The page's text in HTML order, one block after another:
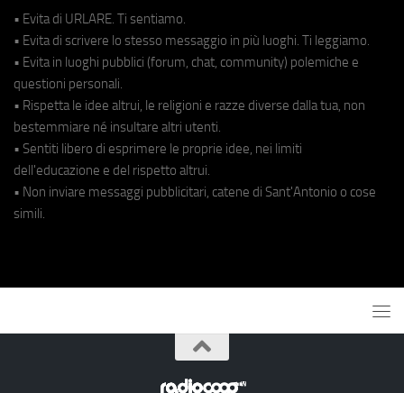
• Evita di URLARE. Ti sentiamo.
• Evita di scrivere lo stesso messaggio in più luoghi. Ti leggiamo.
• Evita in luoghi pubblici (forum, chat, community) polemiche e
questioni personali.
• Rispetta le idee altrui, le religioni e razze diverse dalla tua, non
bestemmiare né insultare altri utenti.
• Sentiti libero di esprimere le proprie idee, nei limiti
dell'educazione e del rispetto altrui.
• Non inviare messaggi pubblicitari, catene di Sant'Antonio o cose
simili.